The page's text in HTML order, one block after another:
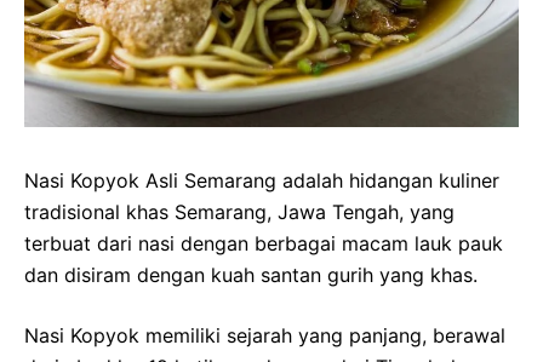
Nasi Kopyok Asli Semarang adalah hidangan kuliner
tradisional khas Semarang, Jawa Tengah, yang
terbuat dari nasi dengan berbagai macam lauk pauk
dan disiram dengan kuah santan gurih yang khas.
Nasi Kopyok memiliki sejarah yang panjang, berawal